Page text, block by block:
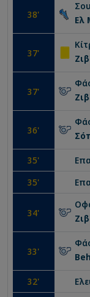
38'
Ελ
37'
37'
36'
35'
35'
34'
33'
32'